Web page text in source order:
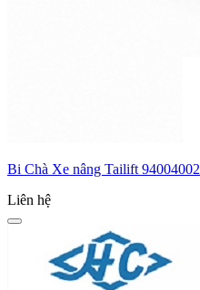
Bi Chà Xe nâng Tailift 94004002
Liên hệ